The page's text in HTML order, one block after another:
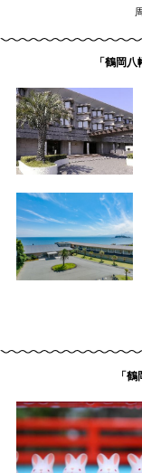
「鶴岡
「